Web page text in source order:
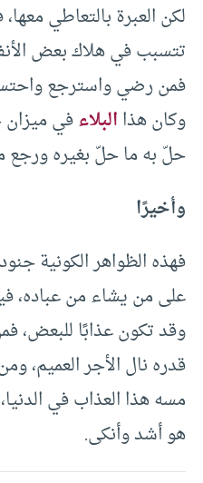
لكن العبرة بالتعاطي
تتسبب في هلاك بعض
فمن رضي واسترجع
وكان هذاالبلاءفي
حلّ به ما حلّ بغيره ورجع
وأخيرًا
فهذه الظواهر الكونية
على من يشاء من عباده،
وقد تكون عذابًا للبعض،
قدره نال الأجر العميم،
مسه هذا العذاب في
هو أشد وأنكى.